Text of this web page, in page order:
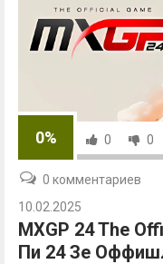
0% 0 0
0 комментариев
10.02.2025
MXGP 24 The
Пи 24 Зе